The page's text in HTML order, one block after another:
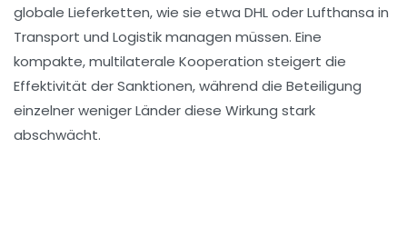
globale Lieferketten, wie sie etwa DHL oder Lufthansa in
Transport und Logistik managen müssen. Eine
kompakte, multilaterale Kooperation steigert die
Effektivität der Sanktionen, während die Beteiligung
einzelner weniger Länder diese Wirkung stark
abschwächt.